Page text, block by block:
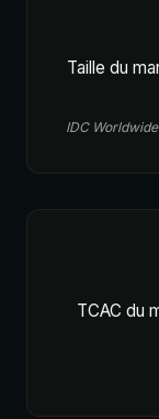
Taille du
IDC
TCAC du